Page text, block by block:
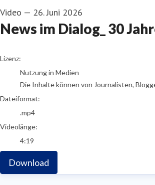
Video — 26. Juni 2026
News im Dialog_ 30
go to media item
Lizenz:
Nutzung in Medien
Die Inhalte können von Journalisten,
Dateiformat:
.mp4
Videolänge:
4:19
Download